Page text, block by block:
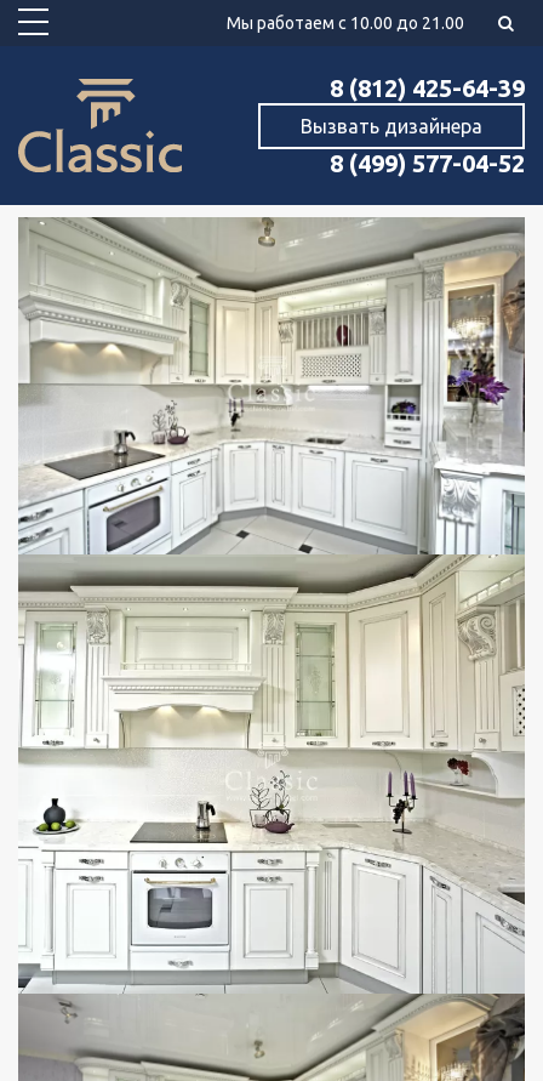
Мы работаем с 10.00 до 21.00
8 (812) 425-64-39
Вызвать дизайнера
8 (499) 577-04-52